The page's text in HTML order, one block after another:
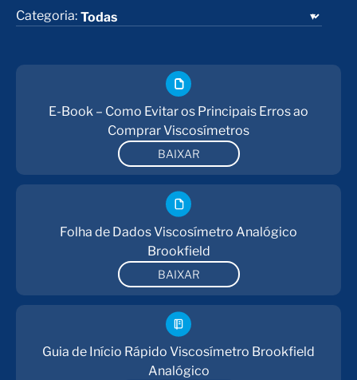
Categoria:
E-Book – Como Evitar os Principais Erros ao
Comprar Viscosímetros
BAIXAR
Folha de Dados Viscosímetro Analógico
Brookfield
BAIXAR
Guia de Início Rápido Viscosímetro Brookfield
Analógico